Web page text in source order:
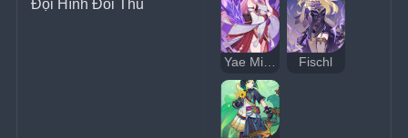
Đội Hình Đối Thủ
Yae Miko Fischl